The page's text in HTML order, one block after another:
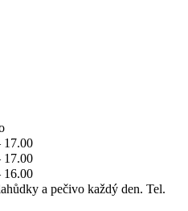
17.00
17.00
16.00
a pečivo každý den. Tel.